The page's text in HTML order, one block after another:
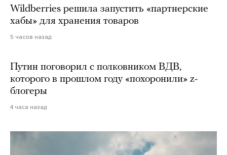
Wildberries решила запустить «партнерские
хабы» для хранения товаров
5 часов назад
Путин поговорил с полковником ВДВ,
которого в прошлом году «похоронили» z-
блогеры
4 часа назад